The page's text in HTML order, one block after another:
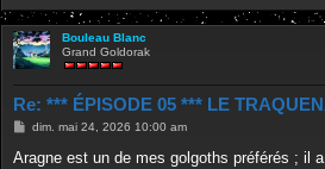
Bouleau Blanc
Grand Goldorak
Re: *** ÉPISODE 05 *** LE
M
s
dim. mai 24, 2026 10:00 am
Aragne est un de mes golgoths préférés ; il